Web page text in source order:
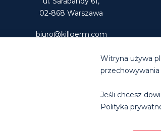
02-868 Warszawa
biuro@killgerm.com
Tel: +48 22 894 74 00
© Killgerm
Witryna używa
Jeśli chcesz
Polityka